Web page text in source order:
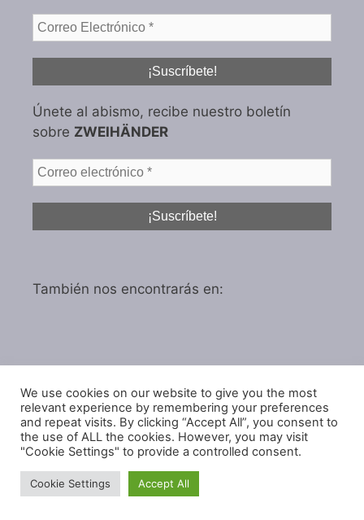
Únete al abismo, recibe nuestro boletín
sobre ZWEIHÄNDER
También nos encontrarás en:
Política de privacidad
Política de cookies
© 2026 IGARol Estudio• Creado con
We use cookies on our website to give you the most
relevant experience by remembering your preferences
and repeat visits. By clicking “Accept All”, you consent to
the use of ALL the cookies. However, you may visit
"Cookie Settings" to provide a controlled consent.
Cookie Settings Accept All